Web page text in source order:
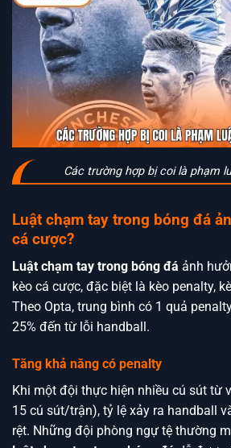
Các trường hợp bị coi là phạm
Luật chạm tay trong bóng đá
cá cược?
Luật chạm tay trong bóng đá ảnh
kèo cá cược, đặc biệt là kèo penalty,
Theo Opta, trung bình có 1 quả
25% đến từ lỗi handball.
Tăng khả năng có penalty
Khi một đội thực hiện nhiều cú sút từ
15 cú sút/trận), tỷ lệ xảy ra handball
rệt. Những đội phòng ngự tệ thường